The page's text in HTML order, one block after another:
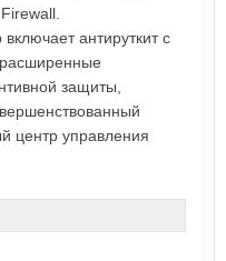
антируткит с
защиты,
центр управления